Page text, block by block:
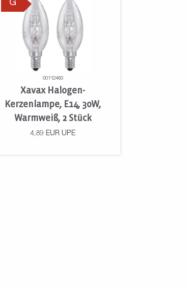
G
00112460
Xavax Halogen-
Kerzenlampe, E14, 30W,
Warmweiß, 2 Stück
4,89 EUR UPE